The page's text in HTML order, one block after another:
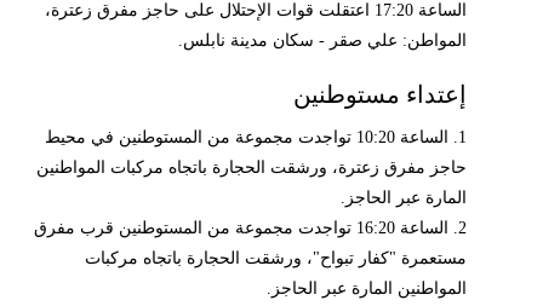
الساعة 17:20 اعتقلت قوات الإحتلال على حاجز مفرق زعترة،
المواطن: علي صقر - سكان مدينة نابلس.
إعتداء مستوطنين
1. الساعة 10:20 تواجدت مجموعة من المستوطنين في محيط
حاجز مفرق زعترة، ورشقت الحجارة باتجاه مركبات المواطنين
المارة عبر الحاجز.
2. الساعة 16:20 تواجدت مجموعة من المستوطنين قرب مفرق
مستعمرة "كفار تبواح"، ورشقت الحجارة باتجاه مركبات
المواطنين المارة عبر الحاجز.